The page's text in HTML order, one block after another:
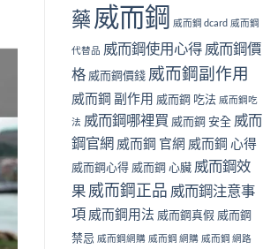
藥 威而鋼 威而鋼 dcard 威而鋼
代替品 威而鋼使用心得 威而鋼價
格 威而鋼價錢 威而鋼副作用
威而鋼 副作用 威而鋼 吃法 威而鋼吃
法 威而鋼哪裡買 威而鋼 安全 威而
鋼官網 威而鋼 官網 威而鋼 心得
威而鋼心得 威而鋼 心臟 威而鋼效
果 威而鋼正品 威而鋼注意事
項 威而鋼用法 威而鋼真假 威而鋼
禁忌 威而鋼網購 威而鋼 網購 威而鋼 網路